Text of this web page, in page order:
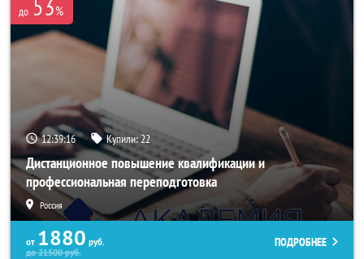
до %
12:39:16 Купили:22
Дистанционное повышение квалификации и
профессиональная переподготовка
Россия
от 1880 руб.
до21500руб.
ПОДРОБНЕЕ